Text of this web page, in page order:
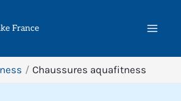
France
Chaussures aquafitness